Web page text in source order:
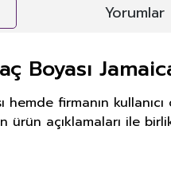
Yorumlar
Boyası
hemde firmanın
ürün açıklamaları ile